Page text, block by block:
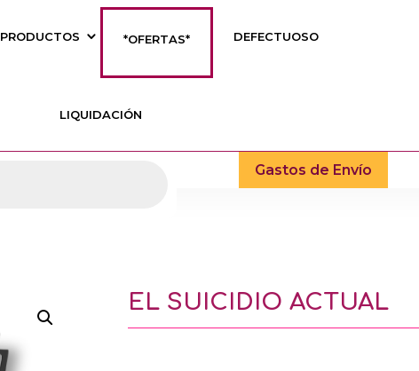
PRODUCTOS *OFERTAS* DEFECTUOSO
LIQUIDACIÓN
Gastos de Envío
EL SUICIDIO ACTUAL